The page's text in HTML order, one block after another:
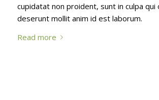
cupidatat non proident, sunt in culpa qui
deserunt mollit anim id est laborum.
Read more